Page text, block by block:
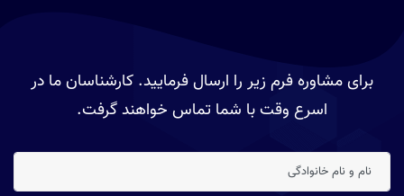
برای مشاوره فرم زیر را ارسال فرمایید. کارشناسان ما در
اسرع وقت با شما تماس خواهند گرفت.